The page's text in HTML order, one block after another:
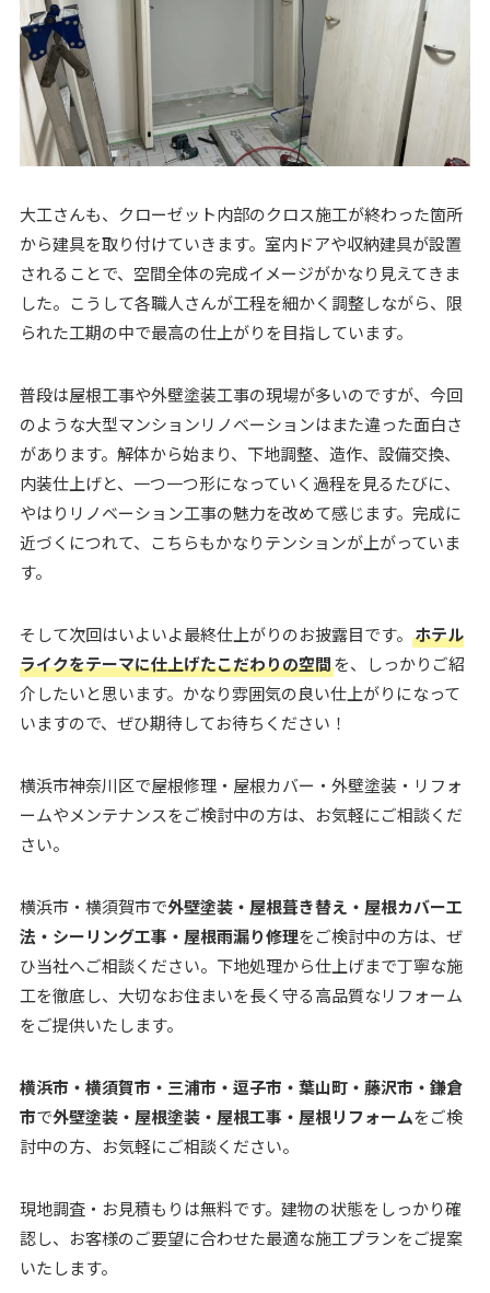
大工さんも、クローゼット内部のクロス施工が終わった箇所
から建具を取り付けていきます。室内ドアや収納建具が設置
されることで、空間全体の完成イメージがかなり見えてきま
した。こうして各職人さんが工程を細かく調整しながら、限
られた工期の中で最高の仕上がりを目指しています。
普段は屋根工事や外壁塗装工事の現場が多いのですが、今回
のような大型マンションリノベーションはまた違った面白さ
があります。解体から始まり、下地調整、造作、設備交換、
内装仕上げと、一つ一つ形になっていく過程を見るたびに、
やはりリノベーション工事の魅力を改めて感じます。完成に
近づくにつれて、こちらもかなりテンションが上がっていま
す。
そして次回はいよいよ最終仕上がりのお披露目です。 ホテル
ライクをテーマに仕上げたこだわりの空間を、しっかりご紹
介したいと思います。かなり雰囲気の良い仕上がりになって
いますので、ぜひ期待してお待ちください！
横浜市神奈川区で屋根修理・屋根カバー・外壁塗装・リフォ
ームやメンテナンスをご検討中の方は、お気軽にご相談くだ
さい。
横浜市・横須賀市で外壁塗装・屋根葺き替え・屋根カバー工
法・シーリング工事・屋根雨漏り修理をご検討中の方は、ぜ
ひ当社へご相談ください。下地処理から仕上げまで丁寧な施
工を徹底し、大切なお住まいを長く守る高品質なリフォーム
をご提供いたします。
横浜市・横須賀市・三浦市・逗子市・葉山町・藤沢市・鎌倉
市で外壁塗装・屋根塗装・屋根工事・屋根リフォームをご検
討中の方、お気軽にご相談ください。
現地調査・お見積もりは無料です。建物の状態をしっかり確
認し、お客様のご要望に合わせた最適な施工プランをご提案
いたします。